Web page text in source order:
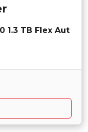
1.3 TB Flex Aut